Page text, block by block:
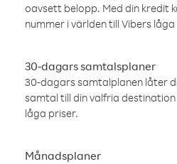
oavsett belopp. Med din kredit
nummer i världen till Vibers
30-dagars samtalsplaner
30-dagars samtalplanen låter
samtal till din valfria
låga priser.
Månadsplaner